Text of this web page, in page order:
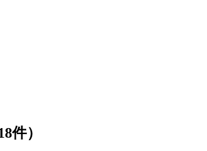
件）